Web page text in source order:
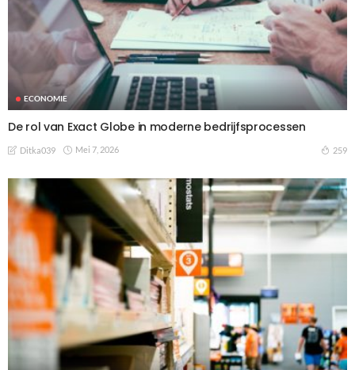
ECONOMIE
De rol van Exact Globe in moderne bedrijfsprocessen
Ditka039 Mei 7, 2026 259